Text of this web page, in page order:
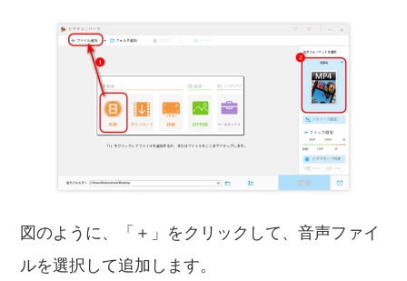
図のように、「＋」をクリックして、音声ファイ
ルを選択して追加します。